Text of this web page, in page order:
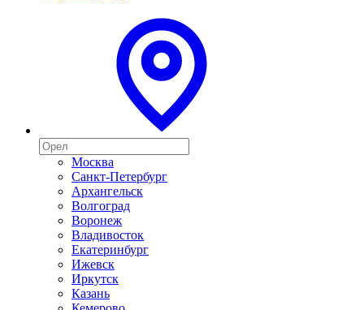
Москва
Санкт-Петербург
Архангельск
Волгоград
Воронеж
Владивосток
Екатеринбург
Ижевск
Иркутск
Казань